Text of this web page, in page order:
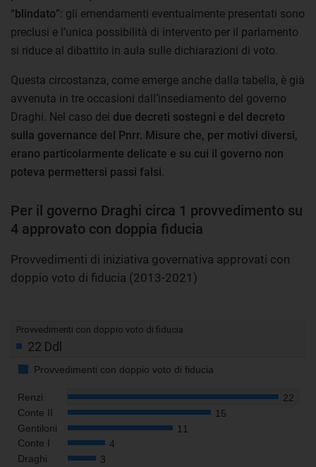
“blindato”: gli emendamenti eventualmente presentati sono
preclusi e l’unica possibilità di intervento per il parlamento
si riduce al dibattito in aula sulle dichiarazioni di voto.
Questa circostanza, come emerge anche dalla tabella, è già
avvenuta in tre occasioni dall’insediamento del governo
Draghi. Nel caso dei due decreti sostegni e del decreto
sulla governance del Pnrr. Misure che, per motivi diversi,
erano particolarmente delicate e su cui il governo non
poteva permettersi passi falsi
Per il governo Draghi circa 1 provvedimento su
4 approvato con doppia fiducia
Provvedimenti di iniziativa governativa approvati con
doppio voto di fiducia (2013-2021)